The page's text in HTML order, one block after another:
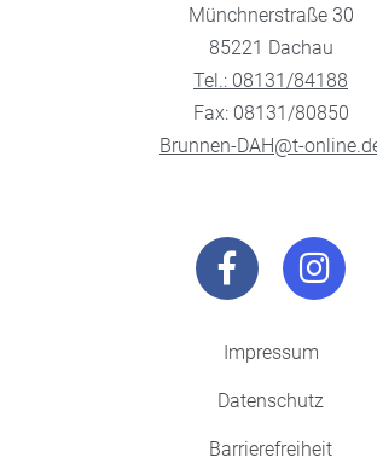
Münchnerstraße 30
85221 Dachau
Tel.: 08131/84188
Fax: 08131/80850
Brunnen-DAH@t-
Impressum
Datenschutz
Barrierefreiheit